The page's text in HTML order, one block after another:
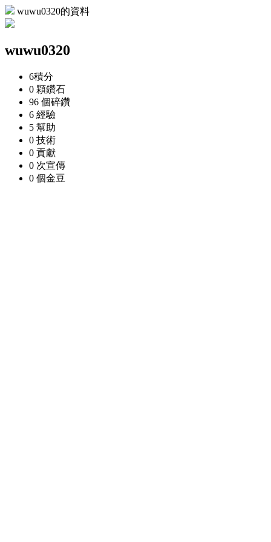
wuwu0320的資料
wuwu0320
6積分
0 顆鑽石
96 個碎鑽
6 經驗
5 幫助
0 技術
0 貢獻
0 次宣傳
0 個金豆